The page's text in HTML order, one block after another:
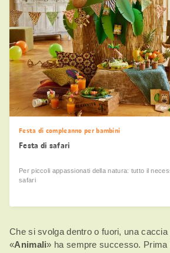
Festa di compleanno per bambini
Festa di safari
Per piccoli appassionati della natura: tutto il
safari
Che si svolga dentro o fuori, una
«Animali» ha sempre successo.